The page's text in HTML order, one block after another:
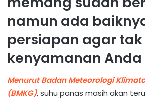
namun ada
persiapan agar
kenyamanan Anda
Menurut Badan Meteorologi
(BMKG), suhu panas masih akan